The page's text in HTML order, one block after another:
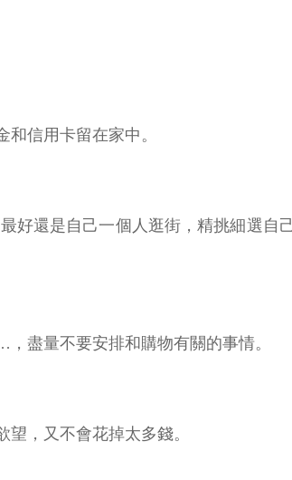
信用卡留在家中。
好還是自己一個人逛街，精挑細選自
盡量不要安排和購物有關的事情。
，又不會花掉太多錢。